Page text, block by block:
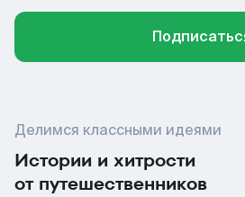
Делимся классными идеями
Истории и хитрости
от путешественников